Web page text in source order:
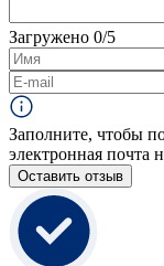
Загружено 0/5
Заполните, чтобы
электронная почта
Оставить отзыв